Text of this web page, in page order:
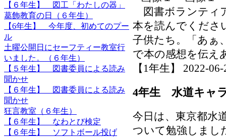
【６年生】 図工「わたしの器」
葛飾教育の日（６年生）
【6年生】 今年度、初めてのプー
ル
土曜公開日にセーフティー教室行
いました。（６年生）
【５年生】 図書委員による読み
聞かせ
【６年生】 図書委員による読み
聞かせ
狂言教室（６年生）
【６年生】 なわとび検定
【６年生】 ソフトボール投げ
図書ボランティ
本を読んでくださ
子供たち。「あぁ
で本の感想を伝え
【1年生】 2022-
4年生 水道キャ
今日は、東京都水
ついて勉強しまし